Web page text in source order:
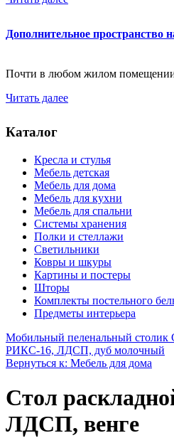
Дополнительное пространство
Почти в любом жилом помещении
Читать далее
Каталог
Кресла и стулья
Мебель детская
Мебель для дома
Мебель для кухни
Мебель для спальни
Системы хранения
Полки и стеллажи
Светильники
Ковры и шкуры
Картины и постеры
Шторы
Комплекты постельного
Предметы интерьера
Мобильный пеленальный столик
РИКС-16, ЛДСП, дуб молочный
Вернуться к: Мебель для дома
Стол
ЛДСП, венге